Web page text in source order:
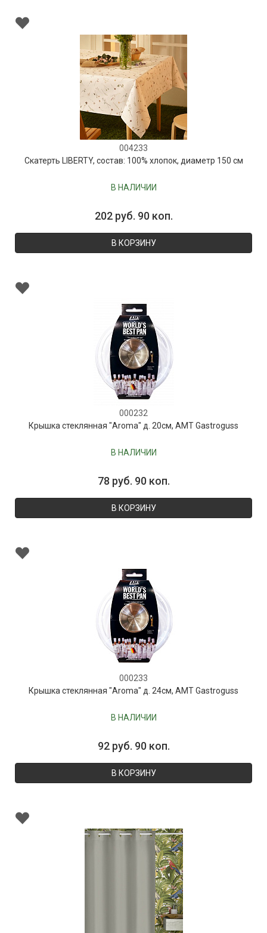
004233
Скатерть LIBERTY, состав: 100% хлопок, диаметр 150 см
В НАЛИЧИИ
202 руб. 90 коп.
В КОРЗИНУ
000232
Крышка стеклянная "Aroma" д. 20см, AMT Gastroguss
В НАЛИЧИИ
78 руб. 90 коп.
В КОРЗИНУ
000233
Крышка стеклянная "Aroma" д. 24см, AMT Gastroguss
В НАЛИЧИИ
92 руб. 90 коп.
В КОРЗИНУ